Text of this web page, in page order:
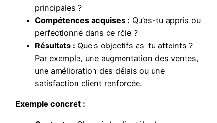
principales ?
Compétences acquises : Qu’as-tu appris ou
perfectionné dans ce rôle ?
Résultats : Quels objectifs as-tu atteints ?
Par exemple, une augmentation des ventes,
une amélioration des délais ou une
satisfaction client renforcée.
Exemple concret :